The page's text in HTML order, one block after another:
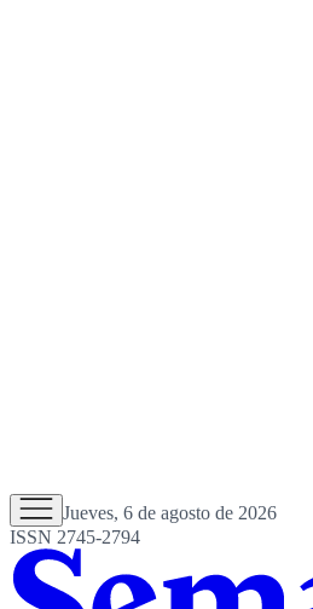
Jueves, 6 de agosto de 2026
ISSN 2745-2794